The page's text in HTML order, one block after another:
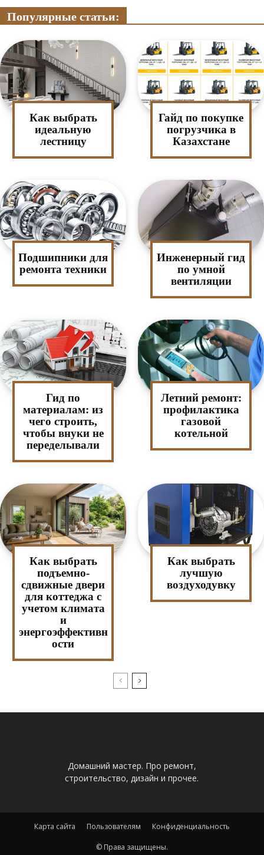
Популярные статьи:
Как выбрать
идеальную
лестницу
Гайд по покупке
погрузчика в
Казахстане
Подшипники для
ремонта техники
Инженерный гид
по умной
вентиляции
Гид по
материалам: из
чего строить,
чтобы внуки не
переделывали
Летний ремонт:
профилактика
газовой
котельной
Как выбрать
подъемно-
сдвижные двери
для коттеджа с
учетом климата
и
энергоэффективн
ости
Как выбрать
лучшую
воздуходувку
Домашний мастер. Про ремонт,
строительство, дизайн и прочее.
Карта сайта Пользователям Конфиденциальность
© Права защищены.